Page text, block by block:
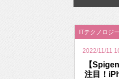
2026年の
ITテクノロジ
2022/11/11
【
注目！